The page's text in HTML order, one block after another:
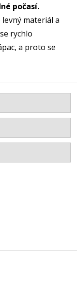
počasí.
materiál a
rychlo
a proto se